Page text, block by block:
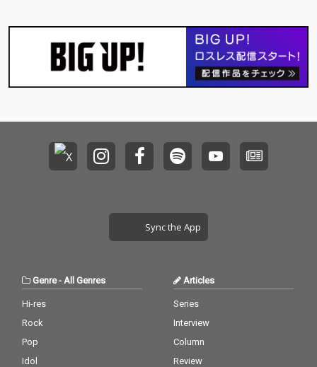
Sync the App
Genre- All Genres
Hi-res
Rock
Pop
Idol
Articles
Series
Interview
Column
Review